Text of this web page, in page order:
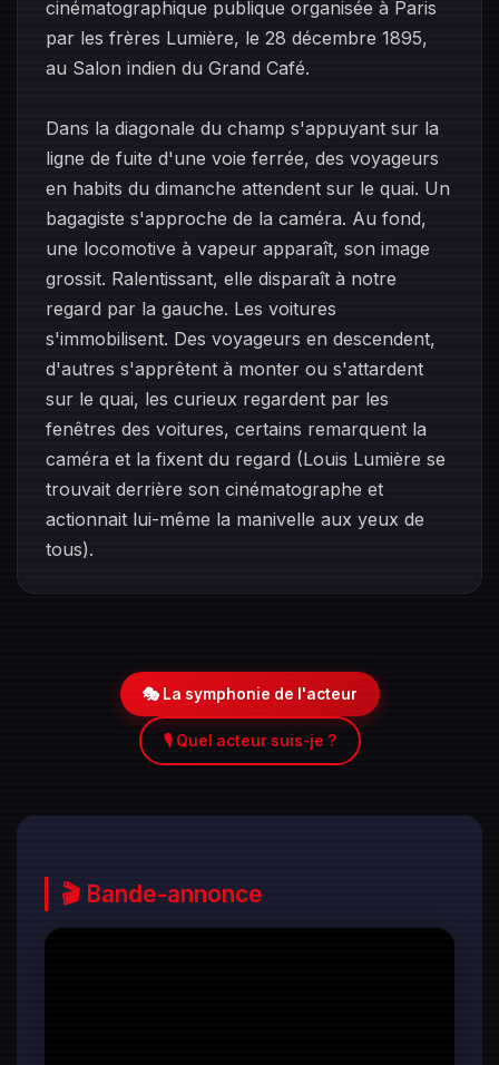
cinématographique publique organisée à Paris
par les frères Lumière, le 28 décembre 1895,
au Salon indien du Grand Café.
Dans la diagonale du champ s'appuyant sur la
ligne de fuite d'une voie ferrée, des voyageurs
en habits du dimanche attendent sur le quai. Un
bagagiste s'approche de la caméra. Au fond,
une locomotive à vapeur apparaît, son image
grossit. Ralentissant, elle disparaît à notre
regard par la gauche. Les voitures
s'immobilisent. Des voyageurs en descendent,
d'autres s'apprêtent à monter ou s'attardent
sur le quai, les curieux regardent par les
fenêtres des voitures, certains remarquent la
caméra et la fixent du regard (Louis Lumière se
trouvait derrière son cinématographe et
actionnait lui-même la manivelle aux yeux de
tous).
🎭 La symphonie de l'acteur
🎙️ Quel acteur suis-je ?
🎬 Bande-annonce